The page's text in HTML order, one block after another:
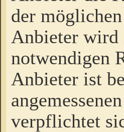
der
Anbieter wird
notwendigen
Anbieter ist
verpflichtet